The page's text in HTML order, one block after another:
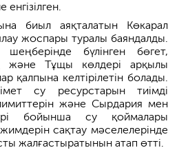
енгізілген.
биыл аяқталатын Көкарал
жоспары туралы баяндалды.
бүлінген бөгет,
және Тұщы көлдері арқылы
қалпына келтірілетін болады.
су ресурстарын тиімді
және Сырдария мен
бойынша су қоймалары
сақтау мәселелерінде
жалғастыратынын атап өтті.